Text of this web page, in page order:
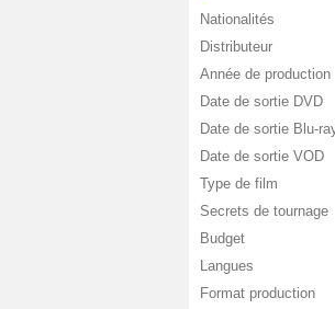
Nationalités
Distributeur
Année de production
Date de sortie DVD
Date de sortie Blu-
Date de sortie VOD
Type de film
Secrets de tournage
Budget
Langues
Format production